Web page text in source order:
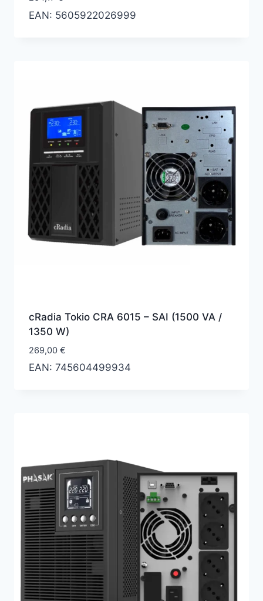
EAN: 5605922026999
cRadia Tokio CRA 6015 – SAI (1500 VA /
1350 W)
269,00 €
EAN: 745604499934